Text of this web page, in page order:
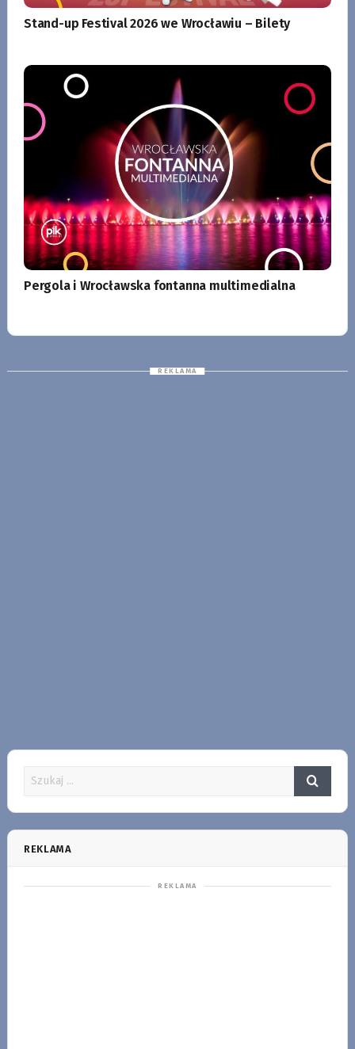
Stand-up Festival 2026 we Wrocławiu – Bilety
Pergola i Wrocławska fontanna multimedialna
REKLAMA